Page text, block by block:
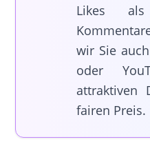
Likes
wir Sie
oder
attraktiven
fairen Preis.